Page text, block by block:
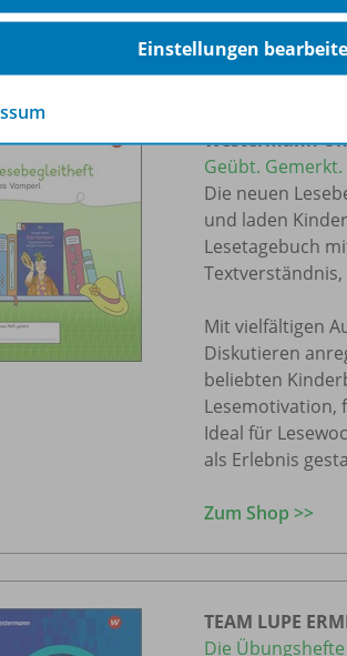
Westermann
Geübt.
Die neuen
und laden
Lesetagebuch
Mit vielfältigen
Diskutieren
beliebten
Lesemotivation,
Ideal für
als Erlebnis
Zum Shop >>
TEAM LUPE
Die
Einstellungen